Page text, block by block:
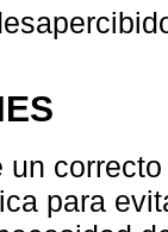
un
para